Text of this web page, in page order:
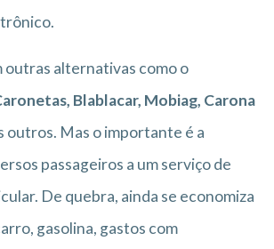
outras alternativas como o
Blablacar, Mobiag, Carona
outros. Mas o importante é a
passageiros a um serviço de
De quebra, ainda se economiza
gasolina, gastos com